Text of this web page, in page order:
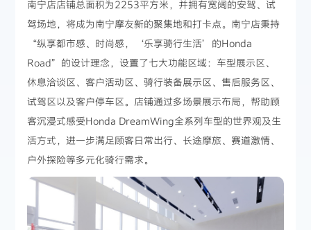
南宁店店铺总面积为2253平方米，并拥有宽阔的安驾、试
驾场地，将成为南宁摩友新的聚集地和打卡点。南宁店秉持
“纵享都市感、时尚感，‘乐享骑行生活’的Honda
Road”的设计理念，设置了七大功能区域：车型展示区、
休息洽谈区、客户活动区、骑行装备展示区、售后服务区、
试驾区以及客户停车区。店铺通过多场景展示布局，帮助顾
客沉浸式感受Honda DreamWing全系列车型的世界观及生
活方式，进一步满足顾客日常出行、长途摩旅、赛道激情、
户外探险等多元化骑行需求。